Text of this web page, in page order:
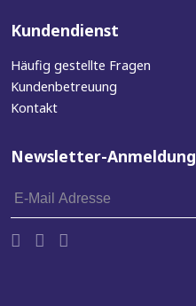
Kundendienst
Häufig gestellte Fragen
Kundenbetreuung
Kontakt
Newsletter-Anmeldung
Mail